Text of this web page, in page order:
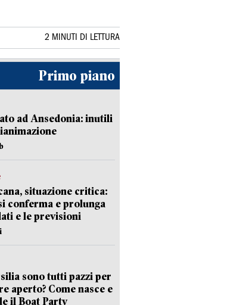
2 MINUTI DI LETTURA
Primo piano
ad Ansedonia: inutili
situazione critica:
conferma e prolunga
e le previsioni
sono tutti pazzi per
aperto? Come nasce e
il Boat Party